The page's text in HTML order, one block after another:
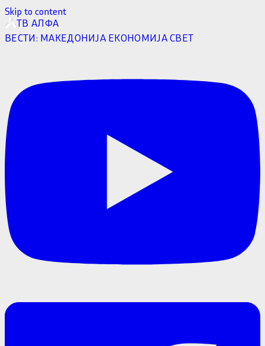
Skip to content
ТВ АЛФА
ВЕСТИ: МАКЕДОНИЈА ЕКОНОМИЈАСВЕТ